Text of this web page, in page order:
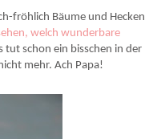
fröhlich Bäume und Hecken
welch wunderbare
tut schon ein bisschen in der
mehr. Ach Papa!